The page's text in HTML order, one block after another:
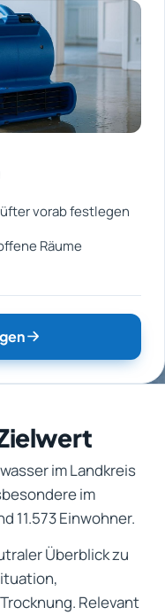
vorab festlegen
Räume
im Landkreis
im
11.573 Einwohner.
Überblick zu
Relevant